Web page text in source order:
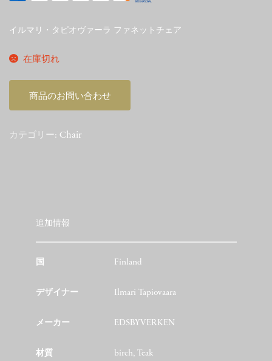
イルマリ・タピオヴァーラ ファネットチェア
在庫切れ
商品のお問い合わせ
カテゴリー: Chair
追加情報
国 Finland
デザイナー Ilmari Tapiovaara
メーカー EDSBYVERKEN
材質 birch, Teak